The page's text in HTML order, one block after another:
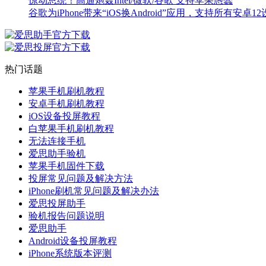
谷歌为iPhone带来“iOS换Android”应用，支持所有安卓12
热门话题
苹果手机刷机教程
安卓手机刷机教程
iOS设备投屏教程
白苹果手机刷机教程
无法连接手机
爱思助手验机
苹果手机固件下载
投屏常见问题及解决方法
iPhone刷机常见问题及解决办法
爱思投屏助手
验机报告问题说明
爱思助手
Android设备投屏教程
iPhone系统版本评测